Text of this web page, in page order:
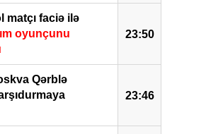
23:50
matçı faciə ilə
oyunçunu
23:46
Qərblə